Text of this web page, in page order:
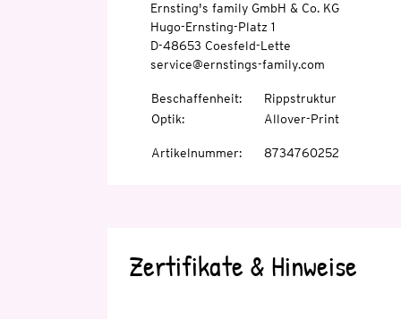
Ernsting's family GmbH & Co. KG
Hugo-Ernsting-Platz 1
D-48653 Coesfeld-Lette
service@ernstings-family.com
Beschaffenheit:
Rippstruktur
Optik: Allover-Print
Artikelnummer: 8734760252
Zertifikate & Hinweise